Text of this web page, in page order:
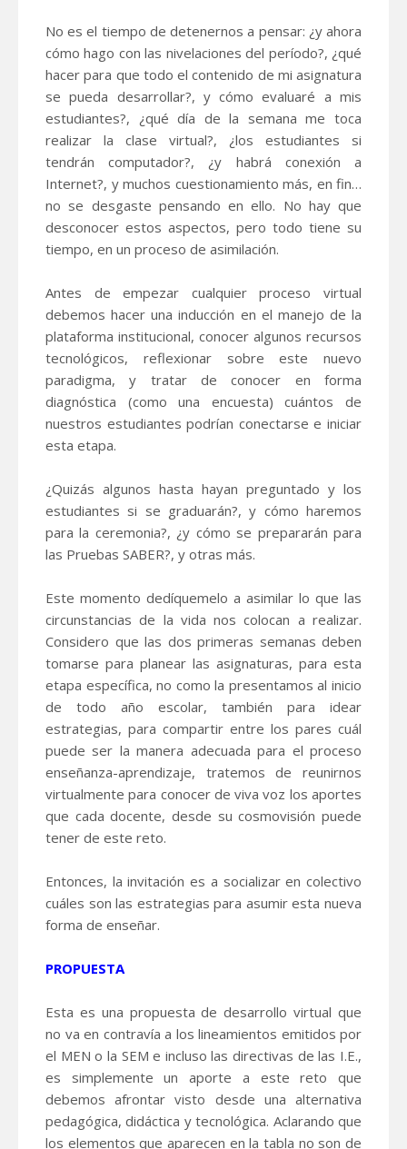
No es el tiempo de detenernos a pensar: ¿y ahora
cómo hago con las nivelaciones del período?, ¿qué
hacer para que todo el contenido de mi asignatura
se pueda desarrollar?, y cómo evaluaré a mis
estudiantes?, ¿qué día de la semana me toca
realizar la clase virtual?, ¿los estudiantes si
tendrán computador?, ¿y habrá conexión a
Internet?, y muchos cuestionamiento más, en fin…
no se desgaste pensando en ello. No hay que
desconocer estos aspectos, pero todo tiene su
tiempo, en un proceso de asimilación.
Antes de empezar cualquier proceso virtual
debemos hacer una inducción en el manejo de la
plataforma institucional, conocer algunos recursos
tecnológicos, reflexionar sobre este nuevo
paradigma, y tratar de conocer en forma
diagnóstica (como una encuesta) cuántos de
nuestros estudiantes podrían conectarse e iniciar
esta etapa.
¿Quizás algunos hasta hayan preguntado y los
estudiantes si se graduarán?, y cómo haremos
para la ceremonia?, ¿y cómo se prepararán para
las Pruebas SABER?, y otras más.
Este momento dedíquemelo a asimilar lo que las
circunstancias de la vida nos colocan a realizar.
Considero que las dos primeras semanas deben
tomarse para planear las asignaturas, para esta
etapa específica, no como la presentamos al inicio
de todo año escolar, también para idear
estrategias, para compartir entre los pares cuál
puede ser la manera adecuada para el proceso
enseñanza-aprendizaje, tratemos de reunirnos
virtualmente para conocer de viva voz los aportes
que cada docente, desde su cosmovisión puede
tener de este reto.
Entonces, la invitación es a socializar en colectivo
cuáles son las estrategias para asumir esta nueva
forma de enseñar.
PROPUESTA
Esta es una propuesta de desarrollo virtual que
no va en contravía a los lineamientos emitidos por
el MEN o la SEM e incluso las directivas de las I.E.,
es simplemente un aporte a este reto que
debemos afrontar visto desde una alternativa
pedagógica, didáctica y tecnológica. Aclarando que
los elementos que aparecen en la tabla no son de